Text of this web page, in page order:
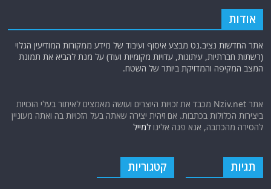
אודות
אתר החדשות נציב.נט מבצע איסוף ועיבוד של מידע ממקורות המודיעין הגלוי
(רשתות חברתיות, עיתונות, עדויות מקומיות ועוד) על מנת להביא את תמונת
המצב המקיפה והמדויקת ביותר של השטח.
אתר Nziv.net מכבד את זכויות היוצרים ועושה מאמצים לאיתור בעלי הזכויות
ביצירות הכלולות בכתבות. אם זיהית יצירה שאתה בעל הזכויות בה ואתה מעוניין
להסירה מהכתבה, אנא פנה אלינולמייל
תגיות קטגוריות